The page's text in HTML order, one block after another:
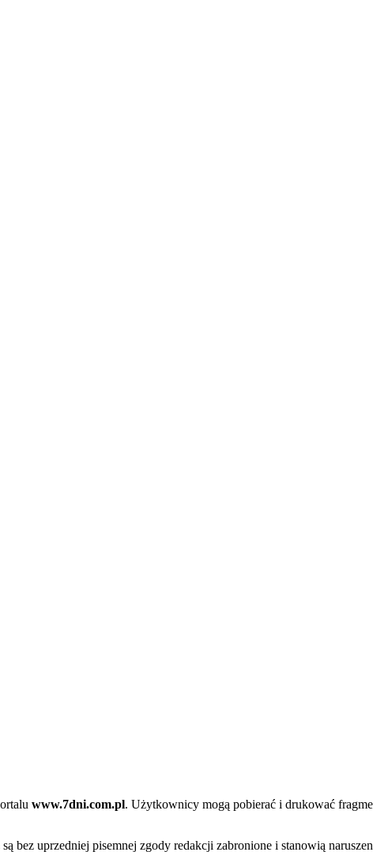
www.7dni.com.pl. Użytkownicy mogą pobierać i drukować
bez uprzedniej pisemnej zgody redakcji zabronione i stanowią